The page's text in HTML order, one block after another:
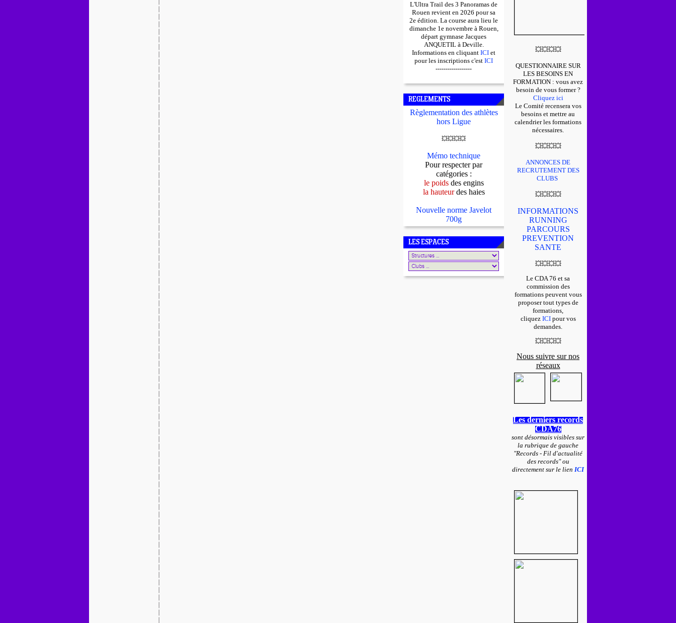
L'Ultra Trail des 3 Panoramas de
Rouen revient en 2026 pour sa
2e édition. La course aura lieu le
dimanche 1e novembre à Rouen,
départ gymnase Jacques
ANQUETIL à Deville.
Informations en cliquant ICI et
pour les inscriptions c'est ICI
------------------
REGLEMENTS
Règlementation des athlètes
hors Ligue
💥💥💥💥
Mémo technique
Pour respecter par
catégories :
le poids des engins
la hauteurdes haies
Nouvelle norme Javelot
700g
LES ESPACES
💥💥💥💥
QUESTIONNAIRE SUR
LES BESOINS EN
FORMATION : vous avez
besoin de vous former ?
Cliquez ici
Le Comité recensera vos
besoins et mettre au
calendrier les formations
nécessaires.
💥💥💥💥
ANNONCES DE
RECRUTEMENT DES
CLUBS
💥💥💥💥
INFORMATIONS
RUNNING
PARCOURS
PREVENTION
SANTE
💥💥💥💥
Le CDA 76 et sa
commission des
formations peuvent vous
proposer tout types de
formations,
cliquez ICIpour vos
demandes.
💥💥💥💥
Nous suivre sur nos
réseaux
Les derniers records
CDA76
sont désormais visibles sur
la rubrique de gauche
"Records - Fil d'actualité
des records" ou
directement sur le lien ICI